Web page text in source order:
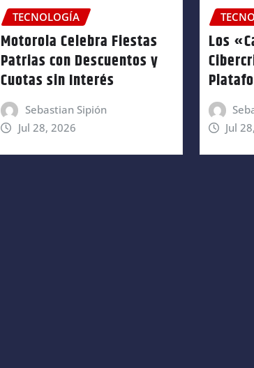
TECNOLOGÍA
Motorola Celebra Fiestas
Patrias con Descuentos y
Cuotas sin Interés
Sebastian Sipión
Jul 28, 2026
Los
Jul